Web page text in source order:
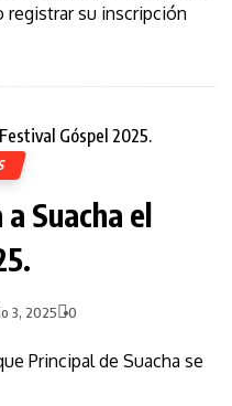
su inscripción
Suacha el
3, 2025 0
Principal de Suacha se